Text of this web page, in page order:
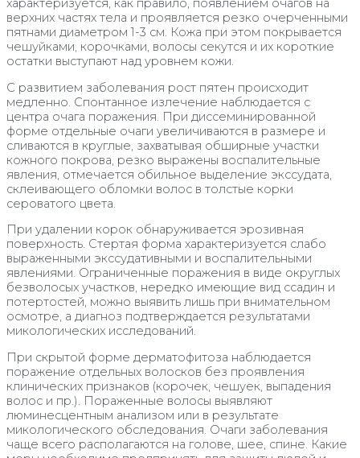
характеризуется, как правило, появлением очагов на
верхних частях тела и проявляется резко очерченными
пятнами диаметром 1-3 см. Кожа при этом покрывается
чешуйками, корочками, волосы секутся и их короткие
остатки выступают над уровнем кожи.
С развитием заболевания рост пятен происходит
медленно. Спонтанное излечение наблюдается с
центра очага поражения. При диссеминированной
форме отдельные очаги увеличиваются в размере и
сливаются в круглые, захватывая обширные участки
кожного покрова, резко выражены воспалительные
явления, отмечается обильное выделение экссудата,
склеивающего обломки волос в толстые корки
сероватого цвета.
При удалении корок обнаруживается эрозивная
поверхность. Стертая форма характеризуется слабо
выраженными экссудативными и воспалительными
явлениями. Ограниченные поражения в виде округлых
безволосых участков, нередко имеющие вид ссадин и
потертостей, можно выявить лишь при внимательном
осмотре, а диагноз подтверждается результатами
микологических исследований.
При скрытой форме дерматофитоза наблюдается
поражение отдельных волосков без проявления
клинических признаков (корочек, чешуек, выпадения
волос и пр.). Пораженные волосы выявляют
люминесцентным анализом или в результате
микологического обследования. Очаги заболевания
чаще всего располагаются на голове, шее, спине. Какие